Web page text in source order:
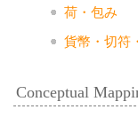
荷・包み
貨幣・切符
Conceptual